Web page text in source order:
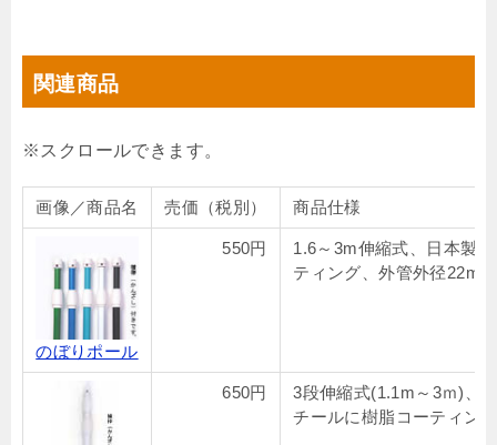
関連商品
画像／商品名 売価（税別） 商品仕様
のぼりポール
550円
1.6～3m伸縮式、日本製
ティング、外管外径22mm
650円
3段伸縮式(1.1m～3ｍ)、
チールに樹脂コーティン